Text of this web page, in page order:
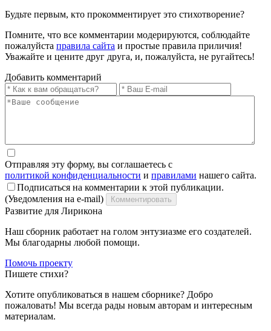
Будьте первым, кто прокомментирует это стихотворение?
Помните, что все комментарии модерируются, соблюдайте
пожалуйста правила сайта и простые правила приличия!
Уважайте и цените друг друга, и, пожалуйста, не ругайтесь!
Добавить комментарий
Отправляя эту форму, вы соглашаетесь с
политикой конфиденциальности и правилами нашего сайта.
Подписаться на комментарии к этой публикации.
(Уведомления на e-mail)
Комментировать
Развитие для Лирикона
Наш сборник работает на голом энтузиазме его создателей.
Мы благодарны любой помощи.
Помочь проекту
Пишете стихи?
Хотите опубликоваться в нашем сборнике? Добро
пожаловать! Мы всегда рады новым авторам и интересным
материалам.